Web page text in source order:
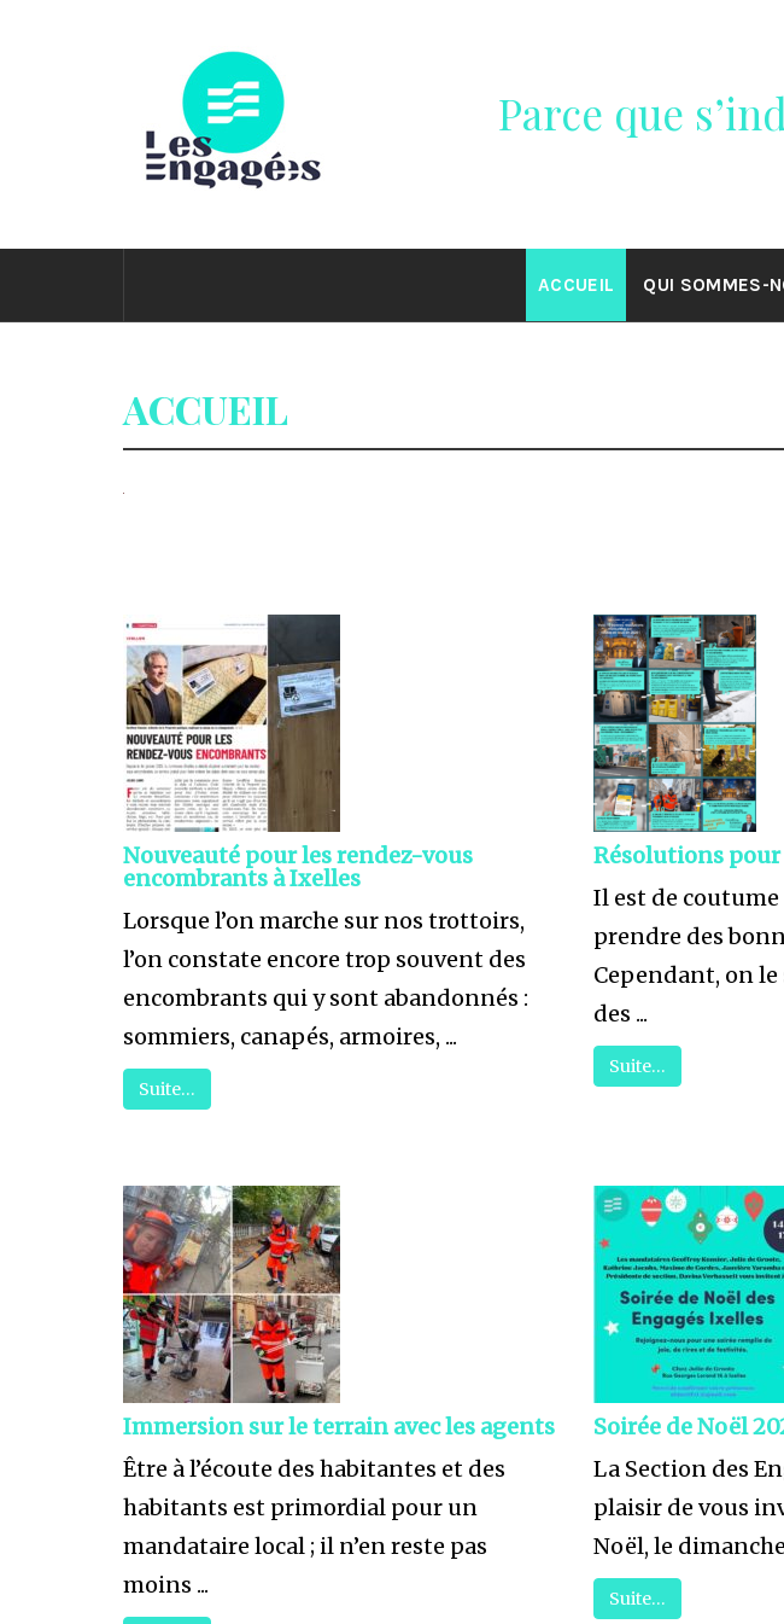
Parce que
ACCUEIL QUI SOMMES-
ACCUEIL
Nouveauté pour les rendez-vous
encombrants à Ixelles
Lorsque l’on marche sur nos trottoirs,
l’on constate encore trop souvent des
encombrants qui y sont abandonnés :
sommiers, canapés, armoires, ...
Suite…
Résolutions pour
Il est de coutume
prendre des
Cependant, on
des ...
Suite…
Immersion sur le terrain avec les agents
Être à l’écoute des habitantes et des
habitants est primordial pour un
mandataire local ; il n’en reste pas
moins ...
Soirée de Noël
La Section des
plaisir de vous
Noël, le
Suite…